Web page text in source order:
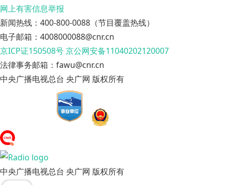
网上有害信息举报
新闻热线：400-800-0088（节目覆盖热线）
电子邮箱：4008000088@cnr.cn
京ICP证150508号京公网安备11040202120007
法律事务邮箱：fawu@cnr.cn
中央广播电视总台 央广网 版权所有
中央广播电视总台 央广网 版权所有